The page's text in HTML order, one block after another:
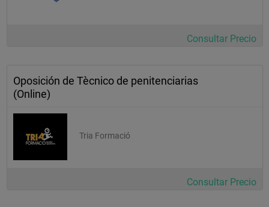
Consultar Precio
Oposición de Tècnico de penitenciarias
(Online)
Tria Formació
Consultar Precio